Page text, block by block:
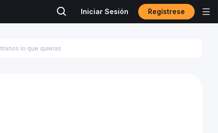
Iniciar Sesión Regístrese